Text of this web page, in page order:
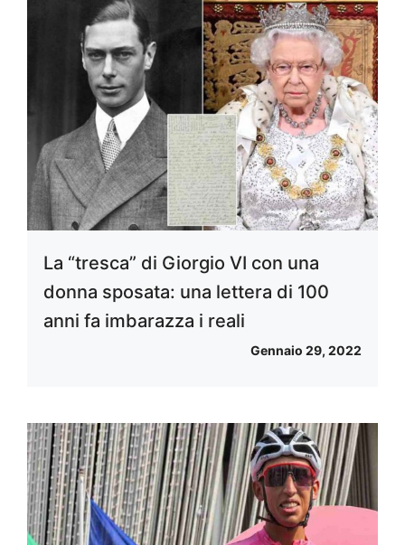
La “tresca” di Giorgio VI con una
donna sposata: una lettera di 100
anni fa imbarazza i reali
Gennaio 29, 2022